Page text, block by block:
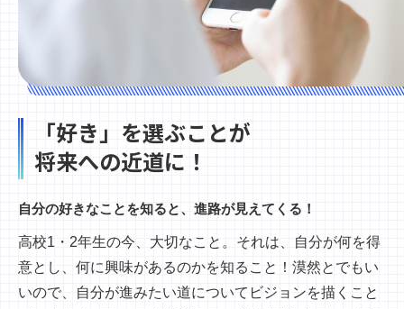
「好き」を選ぶことが
将来への近道に！
自分の好きなことを知ると、進路が見えてくる！
高校1・2年生の今、大切なこと。それは、自分が何を得
意とし、何に興味があるのかを知ること！漠然とでもい
いので、自分が進みたい道についてビジョンを描くこと